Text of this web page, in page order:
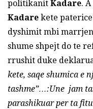
politikanit Kadare.
Kadare kete
dyshimit mbi
shume shpejt do te
rrushit duke
kete, saqe shumica e
tashme”…:Une jam
parashikuar per ta